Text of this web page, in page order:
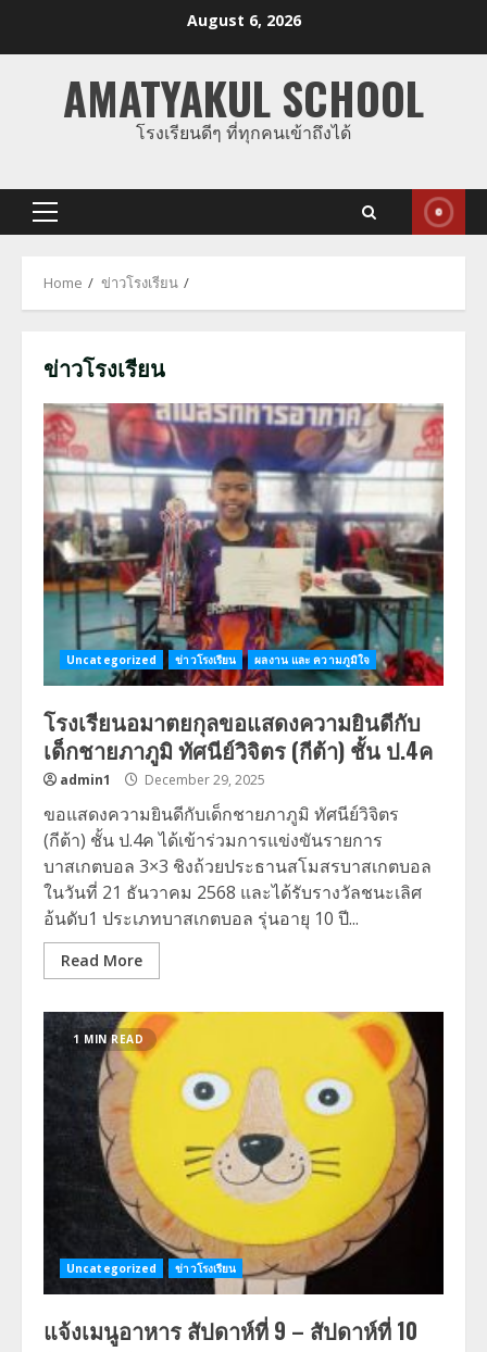
August 6, 2026
AMATYAKUL SCHOOL
โรงเรียนดีๆ ที่ทุกคนเข้าถึงได้
Primary
Home ข่าวโรงเรียน
ข่าวโรงเรียน
Uncategorized ข่าวโรงเรียน ผลงาน และ ความภูมิใจ
โรงเรียนอมาตยกุลขอแสดงความยินดีกับ
เด็กชายภาภูมิ ทัศนีย์วิจิตร (กีต้า) ชั้น ป.4ค
admin1 December 29, 2025
ขอแสดงความยินดีกับเด็กชายภาภูมิ ทัศนีย์วิจิตร
(กีต้า) ชั้น ป.4ค ได้เข้าร่วมการแข่งขันรายการ
บาสเกตบอล 3×3 ชิงถ้วยประธานสโมสรบาสเกตบอล
ในวันที่ 21 ธันวาคม 2568 และได้รับรางวัลชนะเลิศ
อ้นดับ1 ประเภทบาสเกตบอล รุ่นอายุ 10 ปี...
Read More
1 MIN READ
Uncategorized ข่าวโรงเรียน
แจ้งเมนูอาหาร สัปดาห์ที่ 9 – สัปดาห์ที่ 10